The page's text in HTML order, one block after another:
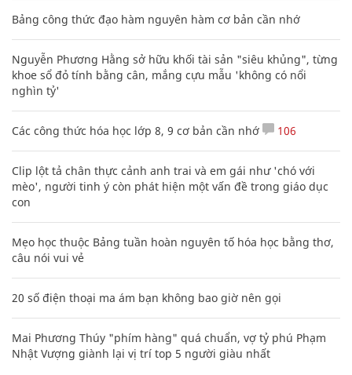
Bảng công thức đạo hàm nguyên hàm cơ bản cần nhớ
Nguyễn Phương Hằng sở hữu khối tài sản "siêu khủng", từng
khoe sổ đỏ tính bằng cân, mắng cựu mẫu 'không có nổi
nghìn tỷ'
Các công thức hóa học lớp 8, 9 cơ bản cần nhớ 106
Clip lột tả chân thực cảnh anh trai và em gái như 'chó với
mèo', người tinh ý còn phát hiện một vấn đề trong giáo dục
con
Mẹo học thuộc Bảng tuần hoàn nguyên tố hóa học bằng thơ,
câu nói vui vẻ
20 số điện thoại ma ám bạn không bao giờ nên gọi
Mai Phương Thúy "phím hàng" quá chuẩn, vợ tỷ phú Phạm
Nhật Vượng giành lại vị trí top 5 người giàu nhất